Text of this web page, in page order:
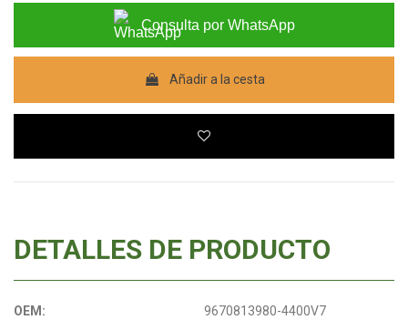
Consulta por WhatsApp
Añadir a la cesta
DETALLES DE PRODUCTO
OEM: 9670813980-4400V7